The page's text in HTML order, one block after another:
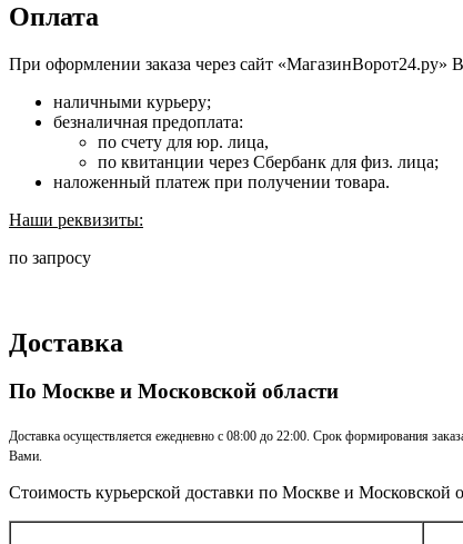
Оплата
При оформлении заказа через сайт
наличными курьеру;
безналичная предоплата:
по счету для юр. лица,
по квитанции через Сбербанк для физ. лица;
наложенный платеж при получении товара.
Наши реквизиты:
по запросу
Доставка
По Москве и Московской области
Доставка осуществляется ежедневно с 08:00 до 22:00. Срок формирования
Вами.
Стоимость курьерской доставки по Москве и Московской